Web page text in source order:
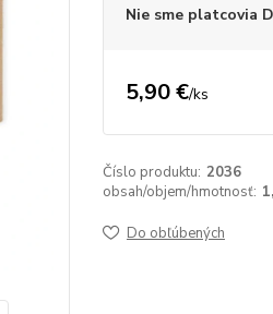
Nie sme platcovia
5,90 €/ks
Číslo produktu: 2036
obsah/objem/hmotnosť:
Do obľúbených